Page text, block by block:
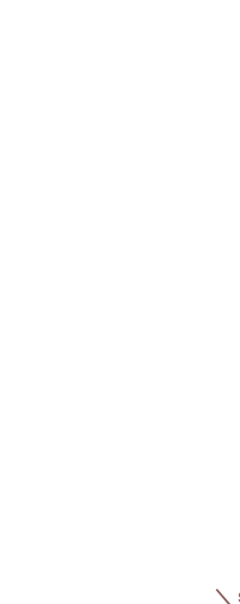
＼